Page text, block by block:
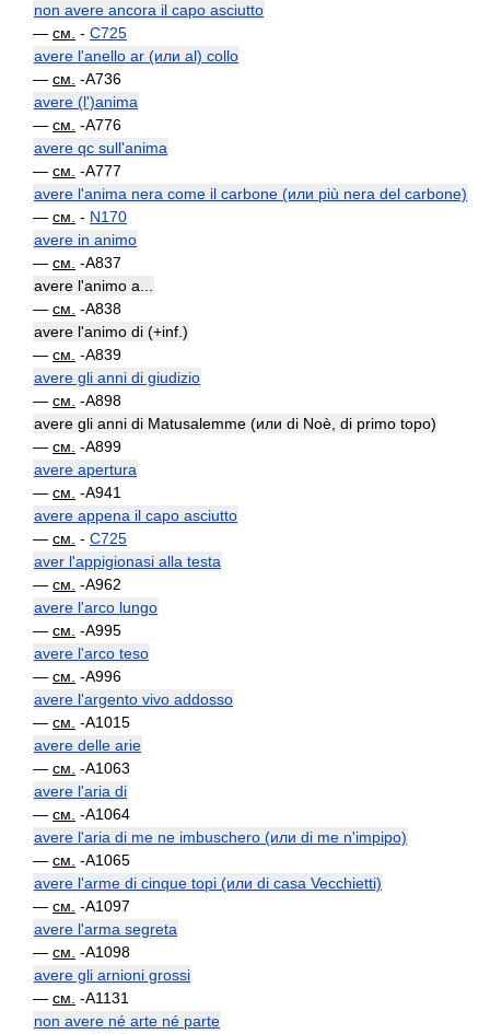
non avere ancora il capo asciutto
— см. - C725
avere l'anello ar (или al) collo
— см. -A736
avere (l')anima
— см. -A776
avere qc sull'anima
— см. -A777
avere l'anima nera come il carbone (или più nera del carbone)
— см. - N170
avere in animo
— см. -A837
avere l'animo a...
— см. -A838
avere l'animo di (+inf.)
— см. -A839
avere gli anni di giudizio
— см. -A898
avere gli anni di Matusalemme (или di Noè, di primo topo)
— см. -A899
avere apertura
— см. -A941
avere appena il capo asciutto
— см. - C725
aver l'appigionasi alla testa
— см. -A962
avere l'arco lungo
— см. -A995
avere l'arco teso
— см. -A996
avere l'argento vivo addosso
— см. -A1015
avere delle arie
— см. -A1063
avere l'aria di
— см. -A1064
avere l'aria di me ne imbuschero (или di me n'impipo)
— см. -A1065
avere l'arme di cinque topi (или di casa Vecchietti)
— см. -A1097
avere l'arma segreta
— см. -A1098
avere gli arnioni grossi
— см. -A1131
non avere né arte né parte